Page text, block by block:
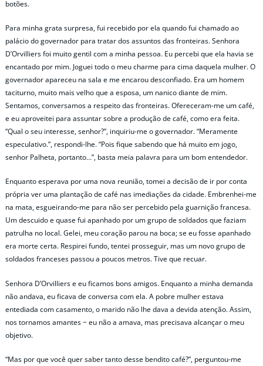
botões.
Para minha grata surpresa, fui recebido por ela quando fui chamado ao
palácio do governador para tratar dos assuntos das fronteiras. Senhora
D’Orvilliers foi muito gentil com a minha pessoa. Eu percebi que ela havia se
encantado por mim. Joguei todo o meu charme para cima daquela mulher. O
governador apareceu na sala e me encarou desconfiado. Era um homem
taciturno, muito mais velho que a esposa, um nanico diante de mim.
Sentamos, conversamos a respeito das fronteiras. Ofereceram-me um café,
e eu aproveitei para assuntar sobre a produção de café, como era feita.
“Qual o seu interesse, senhor?”, inquiriu-me o governador. “Meramente
especulativo.”, respondi-lhe. “Pois fique sabendo que há muito em jogo,
senhor Palheta, portanto…”, basta meia palavra para um bom entendedor.
Enquanto esperava por uma nova reunião, tomei a decisão de ir por conta
própria ver uma plantação de café nas imediações da cidade. Embrenhei-me
na mata, esgueirando-me para não ser percebido pela guarnição francesa.
Um descuido e quase fui apanhado por um grupo de soldados que faziam
patrulha no local. Gelei, meu coração parou na boca; se eu fosse apanhado
era morte certa. Respirei fundo, tentei prosseguir, mas um novo grupo de
soldados franceses passou a poucos metros. Tive que recuar.
Senhora D’Orvilliers e eu ficamos bons amigos. Enquanto a minha demanda
não andava, eu ficava de conversa com ela. A pobre mulher estava
entediada com casamento, o marido não lhe dava a devida atenção. Assim,
nos tornamos amantes − eu não a amava, mas precisava alcançar o meu
objetivo.
“Mas por que você quer saber tanto desse bendito café?”, perguntou-me